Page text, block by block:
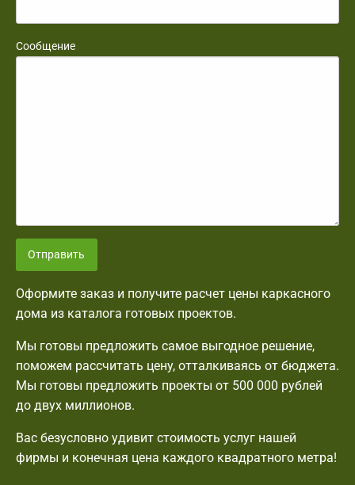
Сообщение
Отправить
Оформите заказ и получите расчет цены каркасного
дома из каталога готовых проектов.
Мы готовы предложить самое выгодное решение,
поможем рассчитать цену, отталкиваясь от бюджета.
Мы готовы предложить проекты от 500 000 рублей
до двух миллионов.
Вас безусловно удивит стоимость услуг нашей
фирмы и конечная цена каждого квадратного метра!